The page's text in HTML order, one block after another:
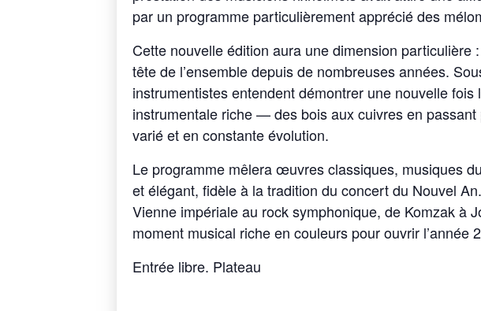
par un programme particulièrement apprécié des
Cette nouvelle édition aura une dimension
tête de l’ensemble depuis de nombreuses années.
instrumentistes entendent démontrer une nouvelle
instrumentale riche — des bois aux cuivres en
varié et en constante évolution.
Le programme mêlera œuvres classiques, musiques
et élégant, fidèle à la tradition du concert du Nouvel
Vienne impériale au rock symphonique, de Komzak à
moment musical riche en couleurs pour ouvrir l’année
Entrée libre. Plateau